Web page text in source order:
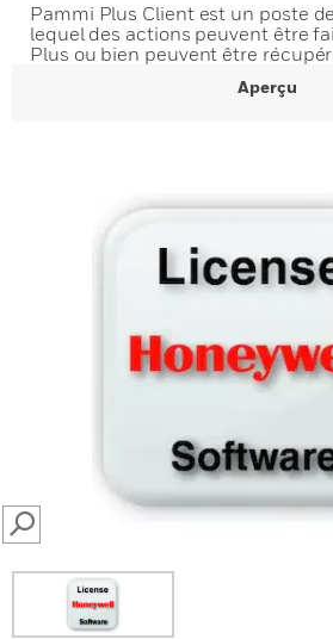
Pammi Plus Client est un poste
lequel des actions peuvent être
Plus ou bien peuvent être
Aperçu
SEARCH